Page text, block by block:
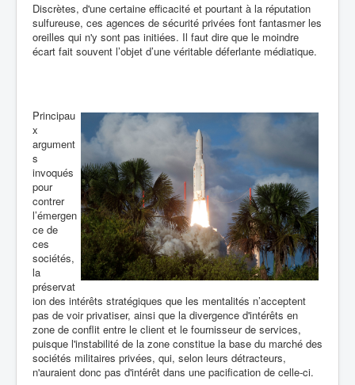
Discrètes, d'une certaine efficacité et pourtant à la réputation
sulfureuse, ces agences de sécurité privées font fantasmer les
oreilles qui n'y sont pas initiées. Il faut dire que le moindre
écart fait souvent l’objet d’une véritable déferlante médiatique.
Principau
x
argument
s
invoqués
pour
contrer
l’émergen
ce de
ces
sociétés,
la
préservat
ion des intérêts stratégiques que les mentalités n’acceptent
pas de voir privatiser, ainsi que la divergence d'intérêts en
zone de conflit entre le client et le fournisseur de services,
puisque l'instabilité de la zone constitue la base du marché des
sociétés militaires privées, qui, selon leurs détracteurs,
n'auraient donc pas d'intérêt dans une pacification de celle-ci.